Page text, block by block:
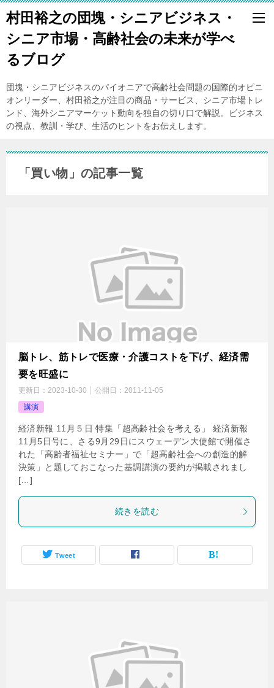
村田裕之の団塊・シニアビジネス・
シニア市場・高齢社会の未来が学べ
るブログ
団塊・シニアビジネスのパイオニアで高齢社会問題の国際的オピニ
オンリーダー、村田裕之が注目の商品・サービス、シニア市場トレ
ンド、海外シニアマーケット動向を独自の切り口で解説。ビジネス
の視点、教訓・学び、生活のヒントをお伝えします。
「買い物」の記事一覧
脳トレ、筋トレで医療・介護コストを下げ、経済需
要を旺盛に
更新日： 2023-10-30 公開日： 2011-11-05
講演
経済新報 11月５日 特集「超高齢社会を考える」 経済新報
11月5日号に、さる9月29日にスウェーデン大使館で開催さ
れた「高齢者福祉セミナー」で「超高齢社会への創造的解
決策」と題しておこなった基調講演の要約が掲載されまし
[…]
続きを読む
Tweet